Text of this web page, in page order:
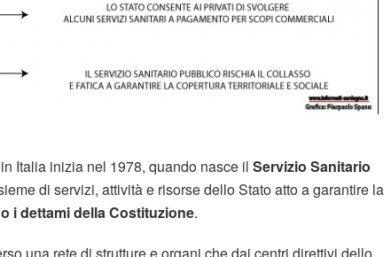
Italia inizia nel 1978, quando nasce il Servizio Sanitario
di servizi, attività e risorse dello Stato atto a garantire la
i dettami della Costituzione.
una rete di strutture e organi che dai centri direttivi dello